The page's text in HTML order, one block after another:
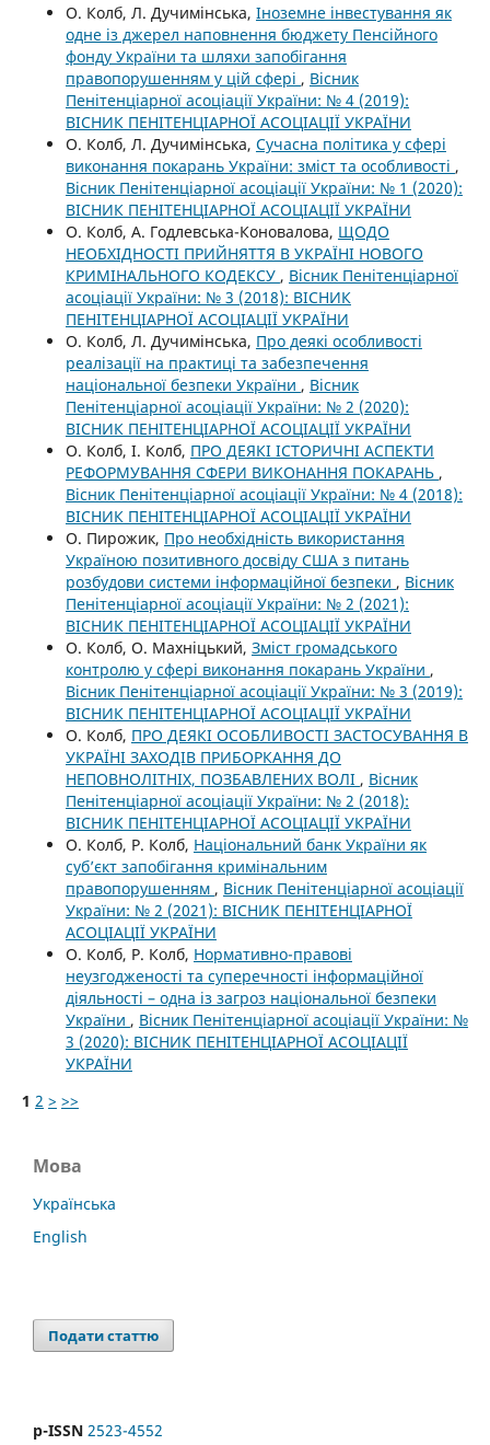
О. Колб, Л. Дучимінська, Іноземне інвестування як
одне із джерел наповнення бюджету Пенсійного
фонду України та шляхи запобігання
правопорушенням у цій сфері , Вісник
Пенітенціарної асоціації України: № 4 (2019):
ВІСНИК ПЕНІТЕНЦІАРНОЇ АСОЦІАЦІЇ УКРАЇНИ
О. Колб, Л. Дучимінська, Сучасна політика у сфері
виконання покарань України: зміст та особливості ,
Вісник Пенітенціарної асоціації України: № 1 (2020):
ВІСНИК ПЕНІТЕНЦІАРНОЇ АСОЦІАЦІЇ УКРАЇНИ
О. Колб, А. Годлевська-Коновалова, ЩОДО
НЕОБХІДНОСТІ ПРИЙНЯТТЯ В УКРАЇНІ НОВОГО
КРИМІНАЛЬНОГО КОДЕКСУ , Вісник Пенітенціарної
асоціації України: № 3 (2018): ВІСНИК
ПЕНІТЕНЦІАРНОЇ АСОЦІАЦІЇ УКРАЇНИ
О. Колб, Л. Дучимінська, Про деякі особливості
реалізації на практиці та забезпечення
національної безпеки України , Вісник
Пенітенціарної асоціації України: № 2 (2020):
ВІСНИК ПЕНІТЕНЦІАРНОЇ АСОЦІАЦІЇ УКРАЇНИ
О. Колб, І. Колб, ПРО ДЕЯКІ ІСТОРИЧНІ АСПЕКТИ
РЕФОРМУВАННЯ СФЕРИ ВИКОНАННЯ ПОКАРАНЬ ,
Вісник Пенітенціарної асоціації України: № 4 (2018):
ВІСНИК ПЕНІТЕНЦІАРНОЇ АСОЦІАЦІЇ УКРАЇНИ
О. Пирожик, Про необхідність використання
Україною позитивного досвіду США з питань
розбудови системи інформаційної безпеки , Вісник
Пенітенціарної асоціації України: № 2 (2021):
ВІСНИК ПЕНІТЕНЦІАРНОЇ АСОЦІАЦІЇ УКРАЇНИ
О. Колб, О. Махніцький, Зміст громадського
контролю у сфері виконання покарань України ,
Вісник Пенітенціарної асоціації України: № 3 (2019):
ВІСНИК ПЕНІТЕНЦІАРНОЇ АСОЦІАЦІЇ УКРАЇНИ
О. Колб, ПРО ДЕЯКІ ОСОБЛИВОСТІ ЗАСТОСУВАННЯ В
УКРАЇНІ ЗАХОДІВ ПРИБОРКАННЯ ДО
НЕПОВНОЛІТНІХ, ПОЗБАВЛЕНИХ ВОЛІ , Вісник
Пенітенціарної асоціації України: № 2 (2018):
ВІСНИК ПЕНІТЕНЦІАРНОЇ АСОЦІАЦІЇ УКРАЇНИ
О. Колб, Р. Колб, Національний банк України як
суб’єкт запобігання кримінальним
правопорушенням , Вісник Пенітенціарної асоціації
України: № 2 (2021): ВІСНИК ПЕНІТЕНЦІАРНОЇ
АСОЦІАЦІЇ УКРАЇНИ
О. Колб, Р. Колб, Нормативно-правові
неузгодженості та суперечності інформаційної
діяльності – одна із загроз національної безпеки
України , Вісник Пенітенціарної асоціації України: №
3 (2020): ВІСНИК ПЕНІТЕНЦІАРНОЇ АСОЦІАЦІЇ
УКРАЇНИ
1 2 > >>
Мова
Українська
English
Подати статтю
p-ISSN 2523-4552